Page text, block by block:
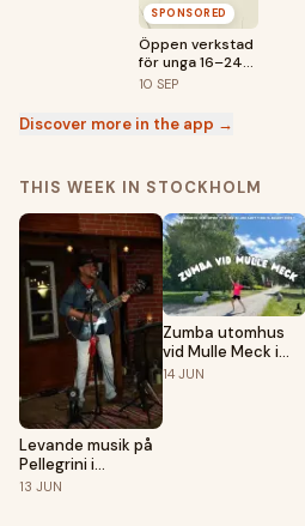
SPONSORED
Öppen verkstad
för unga 16–24
år – premiär 10
10 SEP
Discover more in the app →
THIS WEEK IN STOCKHOLM
Levande musik på
Pellegrini i
Danderyd
13 JUN
Zumba utomhus
vid Mulle Meck i
Järvastaden.
14 JUN